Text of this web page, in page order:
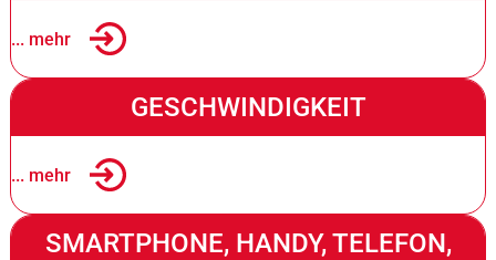
... mehr
GESCHWINDIGKEIT
... mehr
SMARTPHONE, HANDY, TELEFON,